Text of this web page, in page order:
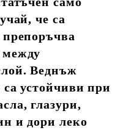
че са
препоръчва
между
Веднъж
устойчиви при
глазури,
и дори леко